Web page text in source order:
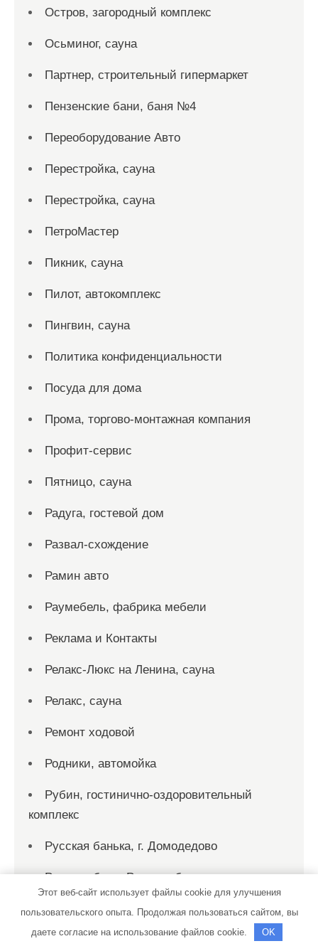
Остров, загородный комплекс
Осьминог, сауна
Партнер, строительный гипермаркет
Пензенские бани, баня №4
Переоборудование Авто
Перестройка, сауна
Перестройка, сауна
ПетроМастер
Пикник, сауна
Пилот, автокомплекс
Пингвин, сауна
Политика конфиденциальности
Посуда для дома
Прома, торгово-монтажная компания
Профит-сервис
Пятницо, сауна
Радуга, гостевой дом
Развал-схождение
Рамин авто
Раумебель, фабрика мебели
Реклама и Контакты
Релакс-Люкс на Ленина, сауна
Релакс, сауна
Ремонт ходовой
Родники, автомойка
Рубин, гостинично-оздоровительный
комплекс
Русская банька, г. Домодедово
Русская баня, Русская баня
Русский финн, баня-сауна
Рыбка, сауна
Этот веб-сайт использует файлы cookie для улучшения
пользовательского опыта. Продолжая пользоваться сайтом, вы
даете согласие на использование файлов cookie.
OK